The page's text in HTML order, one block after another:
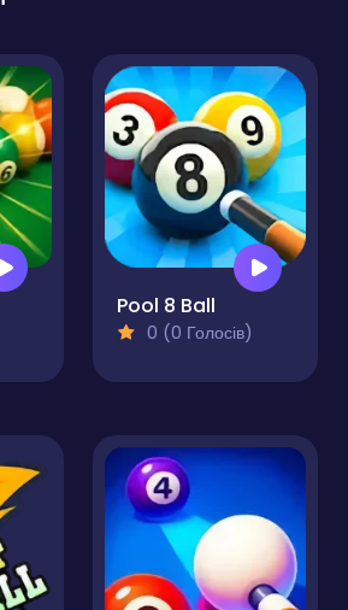
Pool 8 Ball
0 (0 Голосів)